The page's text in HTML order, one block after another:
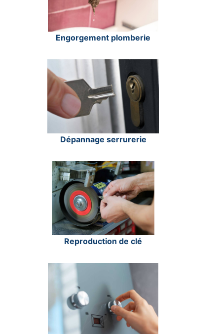
Engorgement plomberie
Dépannage serrurerie
Reproduction de clé